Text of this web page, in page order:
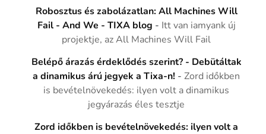
Robosztus és zabolázatlan: All Machines Will
Fail - And We - TIXA blog - Itt van iamyank új
projektje, az All Machines Will Fail
Belépő árazás érdeklődés szerint? - Debütáltak
a dinamikus árú jegyek a Tixa-n! -Zord időkben
is bevételnövekedés: ilyen volt a dinamikus
jegyárazás éles tesztje
Zord időkben is bevételnövekedés: ilyen volt a